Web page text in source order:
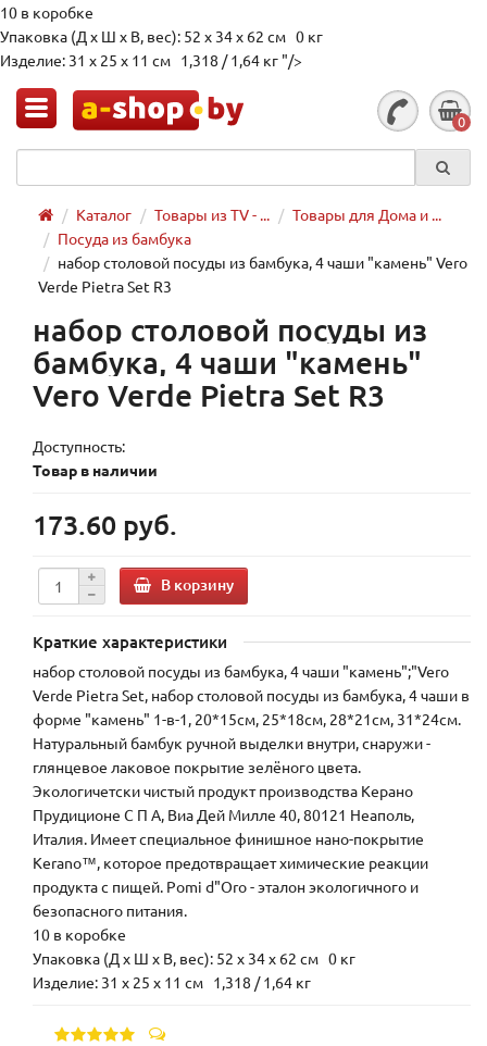
10 в коробке
Упаковка (Д х Ш х В, вес): 52 x 34 x 62 см 0 кг
Изделие: 31 x 25 x 11 см 1,318 / 1,64 кг "/>
0
Каталог Товары из TV - ...
Товары для Дома и ...
Посуда из бамбука
набор столовой посуды из бамбука, 4 чаши "камень" Vero
Verde Pietra Set R3
набор столовой посуды из
бамбука, 4 чаши "камень"
Vero Verde Pietra Set R3
Доступность:
Товар в наличии
173.60 руб.
В корзину
Краткие характеристики
набор столовой посуды из бамбука, 4 чаши "камень";"Vero
Verde Pietra Set, набор столовой посуды из бамбука, 4 чаши в
форме "камень" 1-в-1, 20*15см, 25*18см, 28*21см, 31*24см.
Натуральный бамбук ручной выделки внутри, снаружи -
глянцевое лаковое покрытие зелёного цвета.
Экологичетски чистый продукт производства Керано
Прудиционе С П А, Виа Дей Милле 40, 80121 Неаполь,
Италия. Имеет специальное финишное нано-покрытие
Kerano™, которое предотвращает химические реакции
продукта с пищей. Pomi d"Oro - эталон экологичного и
безопасного питания.
10 в коробке
Упаковка (Д х Ш х В, вес): 52 x 34 x 62 см 0 кг
Изделие: 31 x 25 x 11 см 1,318 / 1,64 кг